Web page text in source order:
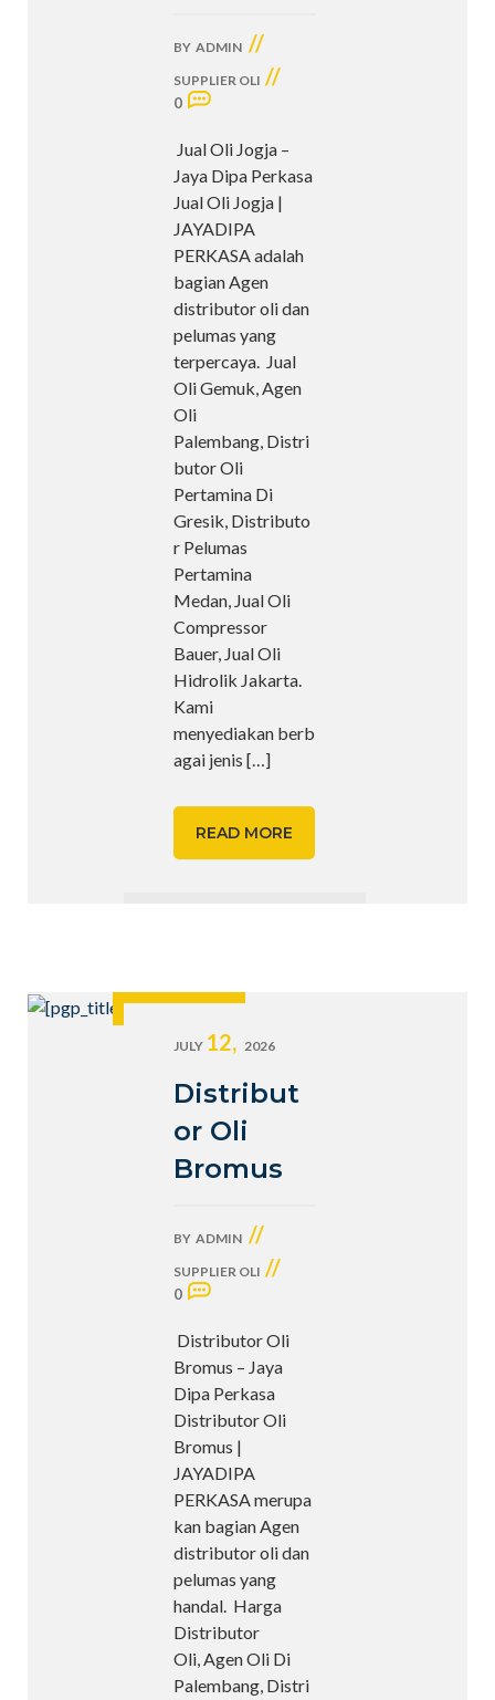
BY ADMIN //
SUPPLIER OLI //
0
Jual Oli Jogja –
Jaya Dipa Perkasa
Jual Oli Jogja |
JAYADIPA
PERKASA adalah
bagian Agen
distributor oli dan
pelumas yang
terpercaya. Jual
Oli Gemuk, Agen
Oli
Palembang, Distri
butor Oli
Pertamina Di
Gresik, Distributo
r Pelumas
Pertamina
Medan, Jual Oli
Compressor
Bauer, Jual Oli
Hidrolik Jakarta.
Kami
menyediakan berb
agai jenis […]
READ MORE
JULY 12, 2026
Distribut
or Oli
Bromus
BY ADMIN //
SUPPLIER OLI //
0
Distributor Oli
Bromus – Jaya
Dipa Perkasa
Distributor Oli
Bromus |
JAYADIPA
PERKASA merupa
kan bagian Agen
distributor oli dan
pelumas yang
handal. Harga
Distributor
Oli, Agen Oli Di
Palembang, Distri